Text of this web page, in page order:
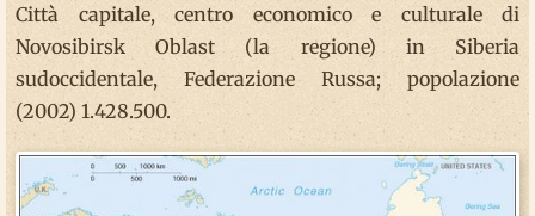
Città capitale, centro economico e culturale di
Novosibirsk Oblast (la regione) in Siberia
sudoccidentale, Federazione Russa; popolazione
(2002) 1.428.500.